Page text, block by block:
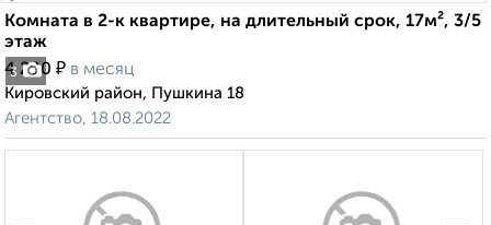
3
Комната в 2-к квартире, на длительный срок, 17м², 3/5
этаж
4 200 ₽ в месяц
Кировский район, Пушкина 18
Агентство, 18.08.2022